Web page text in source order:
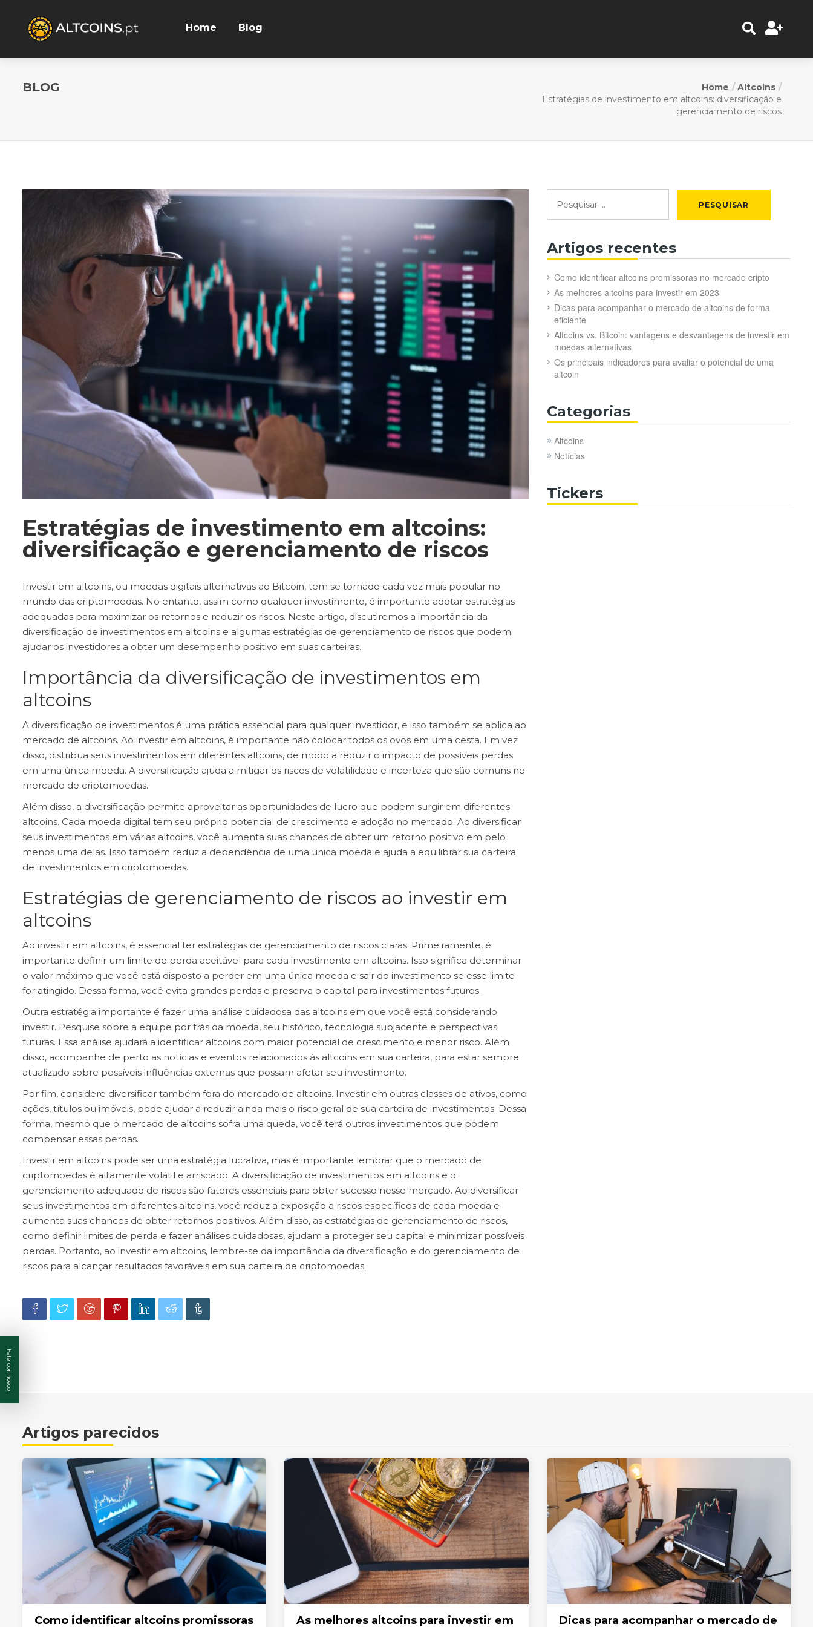
Home Blog
BLOG Home
Altcoins
Estratégias de investimento em altcoins: diversificação e
gerenciamento de riscos
Estratégias de investimento em altcoins:
diversificação e gerenciamento de riscos
Investir em altcoins, ou moedas digitais alternativas ao Bitcoin, tem se tornado cada vez mais popular no
mundo das criptomoedas. No entanto, assim como qualquer investimento, é importante adotar estratégias
adequadas para maximizar os retornos e reduzir os riscos. Neste artigo, discutiremos a importância da
diversificação de investimentos em altcoins e algumas estratégias de gerenciamento de riscos que podem
ajudar os investidores a obter um desempenho positivo em suas carteiras.
Importância da diversificação de investimentos em
altcoins
A diversificação de investimentos é uma prática essencial para qualquer investidor, e isso também se aplica ao
mercado de altcoins. Ao investir em altcoins, é importante não colocar todos os ovos em uma cesta. Em vez
disso, distribua seus investimentos em diferentes altcoins, de modo a reduzir o impacto de possíveis perdas
em uma única moeda. A diversificação ajuda a mitigar os riscos de volatilidade e incerteza que são comuns no
mercado de criptomoedas.
Além disso, a diversificação permite aproveitar as oportunidades de lucro que podem surgir em diferentes
altcoins. Cada moeda digital tem seu próprio potencial de crescimento e adoção no mercado. Ao diversificar
seus investimentos em várias altcoins, você aumenta suas chances de obter um retorno positivo em pelo
menos uma delas. Isso também reduz a dependência de uma única moeda e ajuda a equilibrar sua carteira
de investimentos em criptomoedas.
Estratégias de gerenciamento de riscos ao investir em
altcoins
Ao investir em altcoins, é essencial ter estratégias de gerenciamento de riscos claras. Primeiramente, é
importante definir um limite de perda aceitável para cada investimento em altcoins. Isso significa determinar
o valor máximo que você está disposto a perder em uma única moeda e sair do investimento se esse limite
for atingido. Dessa forma, você evita grandes perdas e preserva o capital para investimentos futuros.
Outra estratégia importante é fazer uma análise cuidadosa das altcoins em que você está considerando
investir. Pesquise sobre a equipe por trás da moeda, seu histórico, tecnologia subjacente e perspectivas
futuras. Essa análise ajudará a identificar altcoins com maior potencial de crescimento e menor risco. Além
disso, acompanhe de perto as notícias e eventos relacionados às altcoins em sua carteira, para estar sempre
atualizado sobre possíveis influências externas que possam afetar seu investimento.
Por fim, considere diversificar também fora do mercado de altcoins. Investir em outras classes de ativos, como
ações, títulos ou imóveis, pode ajudar a reduzir ainda mais o risco geral de sua carteira de investimentos. Dessa
forma, mesmo que o mercado de altcoins sofra uma queda, você terá outros investimentos que podem
compensar essas perdas.
Investir em altcoins pode ser uma estratégia lucrativa, mas é importante lembrar que o mercado de
criptomoedas é altamente volátil e arriscado. A diversificação de investimentos em altcoins e o
gerenciamento adequado de riscos são fatores essenciais para obter sucesso nesse mercado. Ao diversificar
seus investimentos em diferentes altcoins, você reduz a exposição a riscos específicos de cada moeda e
aumenta suas chances de obter retornos positivos. Além disso, as estratégias de gerenciamento de riscos,
como definir limites de perda e fazer análises cuidadosas, ajudam a proteger seu capital e minimizar possíveis
perdas. Portanto, ao investir em altcoins, lembre-se da importância da diversificação e do gerenciamento de
riscos para alcançar resultados favoráveis em sua carteira de criptomoedas.
Artigos recentes
Como identificar altcoins promissoras no mercado cripto
As melhores altcoins para investir em 2023
Dicas para acompanhar o mercado de altcoins de forma
eficiente
Altcoins vs. Bitcoin: vantagens e desvantagens de investir em
moedas alternativas
Os principais indicadores para avaliar o potencial de uma
altcoin
Categorias
Altcoins
Notícias
Tickers
Artigos parecidos
Como identificar altcoins promissoras As melhores altcoins para investir em Dicas para acompanhar o mercado de
Fale connosco